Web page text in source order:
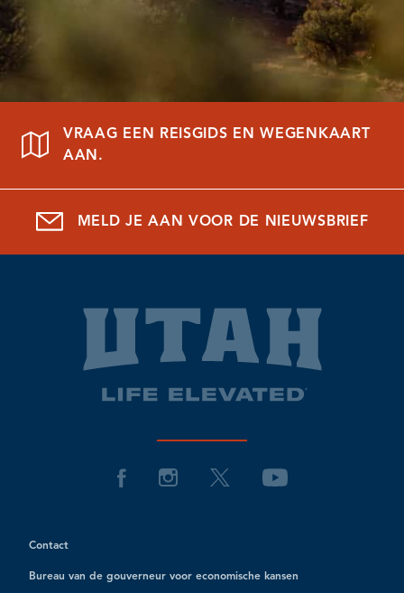
VRAAG EEN REISGIDS EN WEGENKAART
AAN.
MELD JE AAN VOOR DE NIEUWSBRIEF
Contact
Bureau van de gouverneur voor economische kansen